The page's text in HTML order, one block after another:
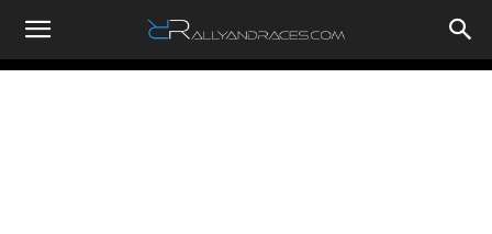
RallyandRaces.com